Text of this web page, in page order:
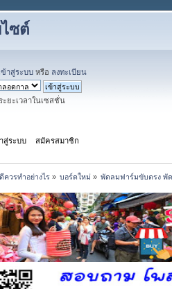
ซต์
ข้าสู่ระบบ หรือ ลงทะเบียน
ยะเวลาในเซสชั่น
สู่ระบบ สมัครสมาชิก
ควรทำอย่างไร» บอร์ดใหม่» พัดลมฟาร์มขับตรง พั